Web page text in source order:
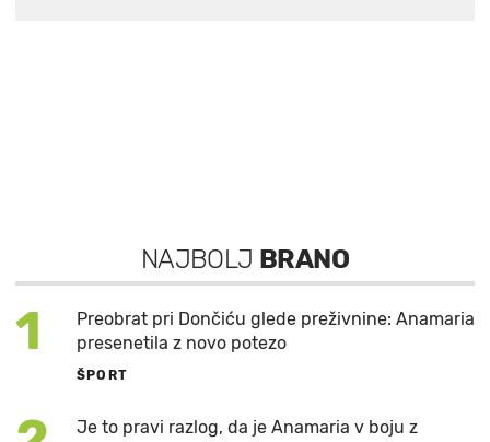
NAJBOLJ BRANO
1
Preobrat pri Dončiću glede preživnine: Anamaria
presenetila z novo potezo
ŠPORT
Je to pravi razlog, da je Anamaria v boju z